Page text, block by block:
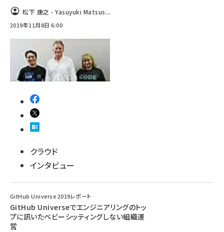
松下 康之 - Yasuyuki Matsus...
2019年11月8日 6:00
クラウド
インタビュー
GitHub Universe 2019レポート
GitHub Universeでエンジニアリングのトッ
プに訊いたベビーシッティングしない組織運
営